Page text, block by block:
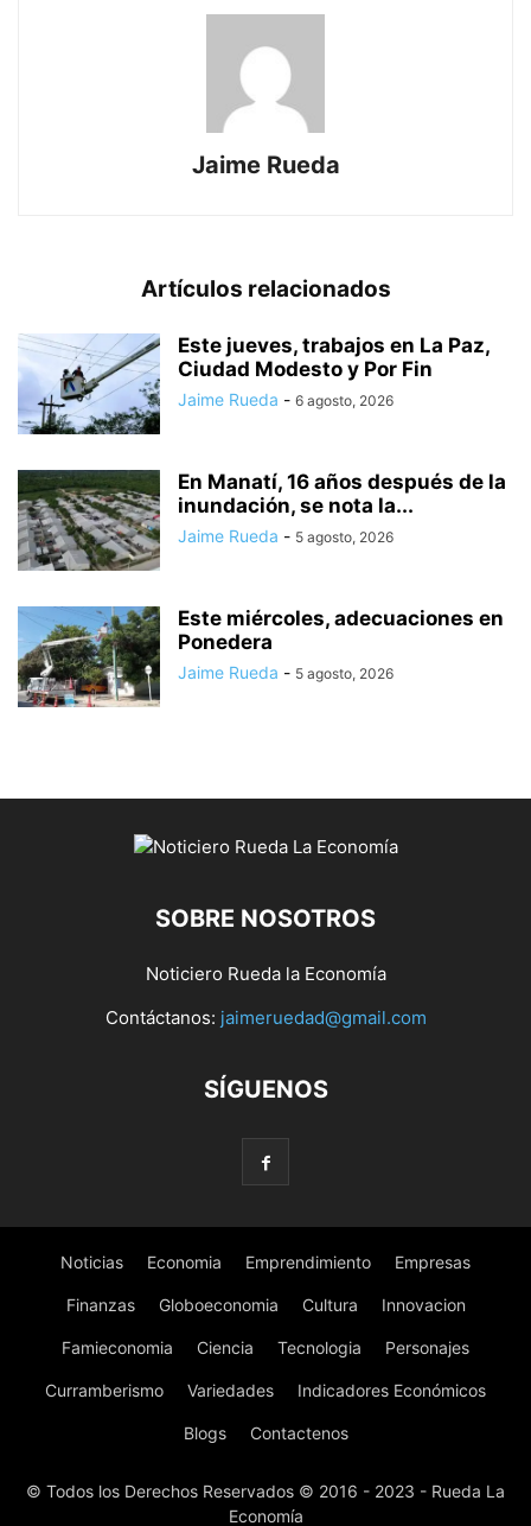
Jaime Rueda
Artículos relacionados
Este jueves, trabajos en La Paz,
Ciudad Modesto y Por Fin
Jaime Rueda - 6 agosto, 2026
En Manatí, 16 años después de la
inundación, se nota la...
Jaime Rueda - 5 agosto, 2026
Este miércoles, adecuaciones en
Ponedera
Jaime Rueda - 5 agosto, 2026
SOBRE NOSOTROS
Noticiero Rueda la Economía
Contáctanos: jaimeruedad@gmail.com
SÍGUENOS
Noticias Economia Emprendimiento Empresas
Finanzas Globoeconomia Cultura Innovacion
Famieconomia Ciencia Tecnologia Personajes
Curramberismo Variedades Indicadores Económicos
Blogs Contactenos
© Todos los Derechos Reservados © 2016 - 2023 - Rueda La
Economía